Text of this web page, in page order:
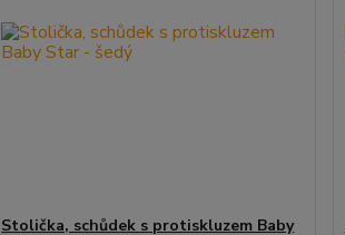
Stolička, schůdek s protiskluzem Baby